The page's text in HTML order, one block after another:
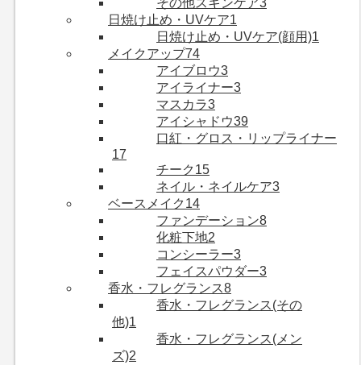
その他スキンケア3
日焼け止め・UVケア1
日焼け止め・UVケア(顔用)1
メイクアップ74
アイブロウ3
アイライナー3
マスカラ3
アイシャドウ39
口紅・グロス・リップライナー
17
チーク 15
ネイル・ネイルケア3
ベースメイク 14
ファンデーション8
化粧下地2
コンシーラー3
フェイスパウダー3
香水・フレグランス8
香水・フレグランス(その
他)1
香水・フレグランス(メン
ズ)2